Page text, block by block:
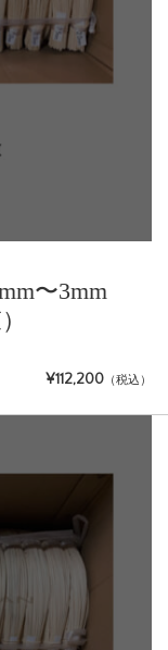
〜3mm
¥112,200 （税込）